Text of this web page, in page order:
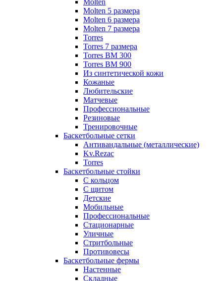
Molten
Molten 5 размера
Molten 6 размера
Molten 7 размера
Torres
Torres 7 размера
Torres BM 300
Torres BM 900
Из синтетической кожи
Кожаные
Любительские
Матчевые
Профессиональные
Резиновые
Тренировочные
Баскетбольные сетки
Антивандальные (металлические)
Kv.Rezac
Torres
Баскетбольные стойки
С кольцом
С щитом
Детские
Мобильные
Профессиональные
Стационарные
Уличные
Стритбольные
Противовесы
Баскетбольные фермы
Настенные
Складные